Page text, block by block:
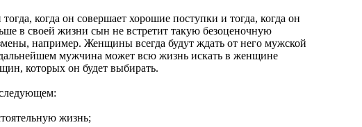
когда он совершает хорошие поступки и тогда, когда он
в своей жизни сын не встретит такую безоценочную
например. Женщины всегда будут ждать от него мужской
мужчина может всю жизнь искать в женщине
которых он будет выбирать.
жизнь;